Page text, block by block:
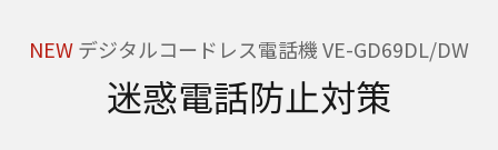
NEWデジタルコードレス電話機 VE-GD69DL/DW
迷惑電話防止対策